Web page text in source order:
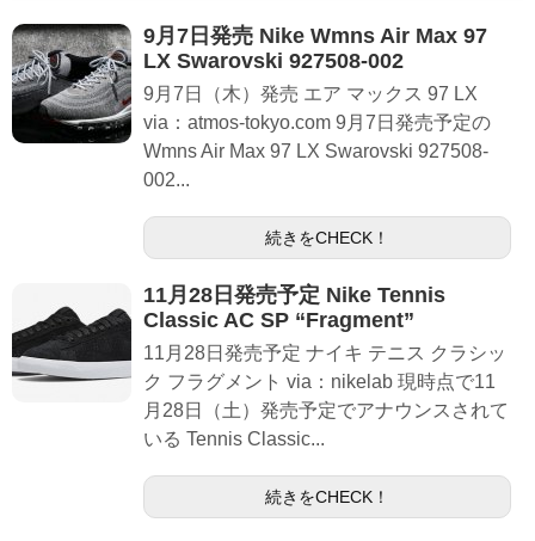
9月7日発売 Nike Wmns Air Max 97
LX Swarovski 927508-002
9月7日（木）発売 エア マックス 97 LX
via：atmos-tokyo.com 9月7日発売予定の
Wmns Air Max 97 LX Swarovski 927508-
002...
続きをCHECK！
11月28日発売予定 Nike Tennis
Classic AC SP “Fragment”
11月28日発売予定 ナイキ テニス クラシッ
ク フラグメント via：nikelab 現時点で11
月28日（土）発売予定でアナウンスされて
いる Tennis Classic...
続きをCHECK！